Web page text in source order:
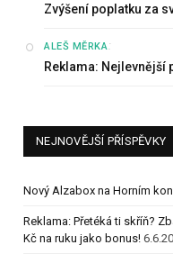
Zvýšení poplatku za
ALEŠ MĚRKA:
Reklama: Nejlevnější
NEJNOVĚJŠÍ PŘÍSPĚVKY
Nový Alzabox na Horním
Reklama: Přetéká ti skříň?
Kč na ruku jako bonus!